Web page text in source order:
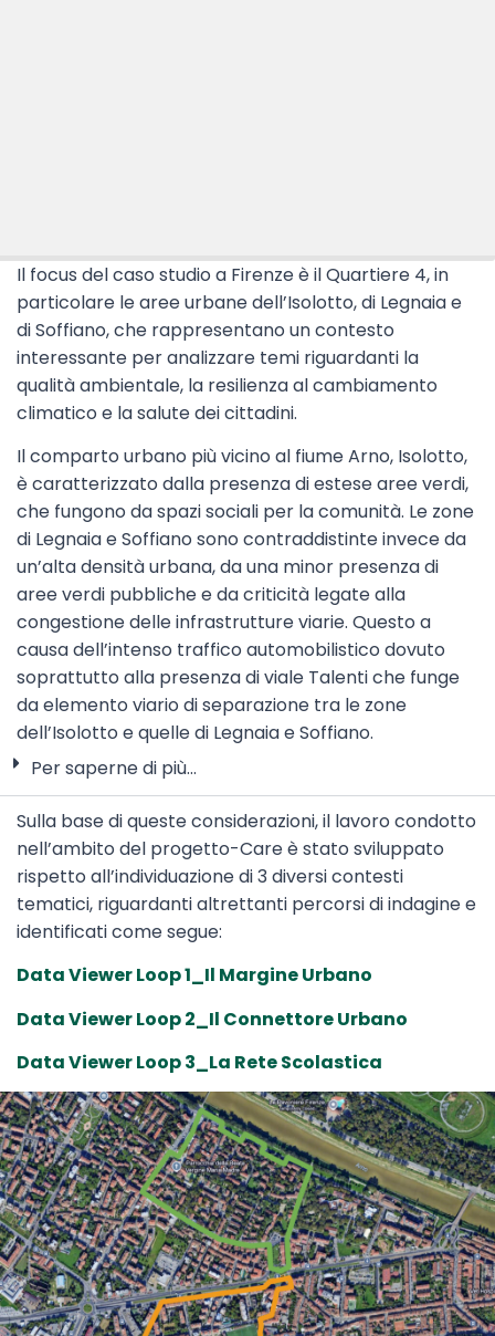
Il focus del caso studio a Firenze è il Quartiere 4, in
particolare le aree urbane dell’Isolotto, di Legnaia e
di Soffiano, che rappresentano un contesto
interessante per analizzare temi riguardanti la
qualità ambientale, la resilienza al cambiamento
climatico e la salute dei cittadini.
Il comparto urbano più vicino al fiume Arno, Isolotto,
è caratterizzato dalla presenza di estese aree verdi,
che fungono da spazi sociali per la comunità. Le zone
di Legnaia e Soffiano sono contraddistinte invece da
un’alta densità urbana, da una minor presenza di
aree verdi pubbliche e da criticità legate alla
congestione delle infrastrutture viarie. Questo a
causa dell’intenso traffico automobilistico dovuto
soprattutto alla presenza di viale Talenti che funge
da elemento viario di separazione tra le zone
dell’Isolotto e quelle di Legnaia e Soffiano.
Per saperne di più...
Sulla base di queste considerazioni, il lavoro condotto
nell’ambito del progetto-Care è stato sviluppato
rispetto all’individuazione di 3 diversi contesti
tematici, riguardanti altrettanti percorsi di indagine e
identificati come segue:
Data Viewer Loop 1_Il Margine Urbano
Data Viewer Loop 2_Il Connettore Urbano
Data Viewer Loop 3_La Rete Scolastica